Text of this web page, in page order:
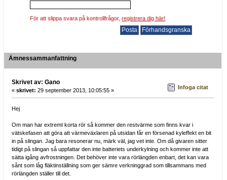
För att slippa svara på kontrollfrågor,registrera dig här!
Ämnessammanfattning
Skrivet av: Gano
« skrivet: 29 september 2013, 10:05:55 » Infoga citat
Hej
Om man har extremt korta rör så kommer den restvärme som finns kvar i
vätskefasen att göra att värmeväxlaren på utsidan får en försenad kyleffekt en bit
in på slingan. Jag bara resonerar nu, märk väl, jag vet inte. Om då givaren sitter
tidigt på slingan så uppfattar den inte batteriets underkylning och kommer inte att
sätta igång avfrostningen. Det behöver inte vara rörlängden enbart, det kan vara
sånt som låg fläktinställning som ger sämre verkninggrad som tillsammans med
rörlängden ställer till det.